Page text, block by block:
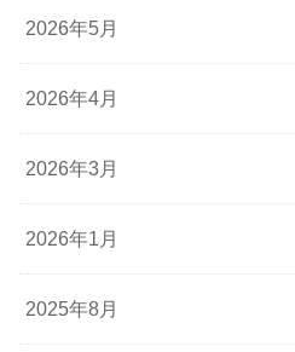
2026年5月
2026年4月
2026年3月
2026年1月
2025年8月